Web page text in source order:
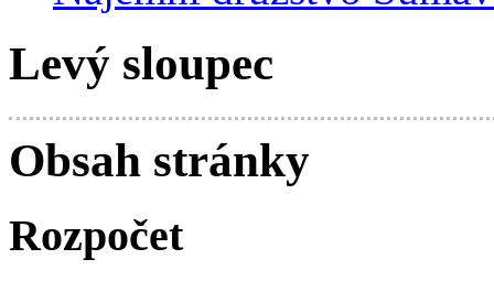
Levý sloupec
Obsah stránky
Rozpočet